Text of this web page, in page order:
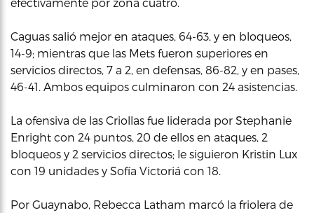
Caguas salió mejor en ataques, 64-63, y en bloqueos,
14-9; mientras que las Mets fueron superiores en
servicios directos, 7 a 2, en defensas, 86-82, y en pases,
46-41. Ambos equipos culminaron con 24 asistencias.
La ofensiva de las Criollas fue liderada por Stephanie
Enright con 24 puntos, 20 de ellos en ataques, 2
bloqueos y 2 servicios directos; le siguieron Kristin Lux
con 19 unidades y Sofía Victoriá con 18.
Por Guaynabo, Rebecca Latham marcó la friolera de